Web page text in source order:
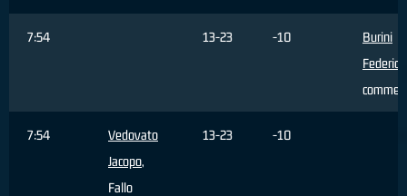
7:54 13-23 -10
Burini
Federico
7:54
Vedovato
Jacopo,
Fallo
13-23 -10